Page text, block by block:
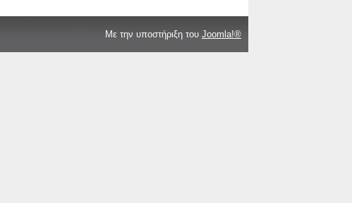
Με την υποστήριξη του Joomla!®